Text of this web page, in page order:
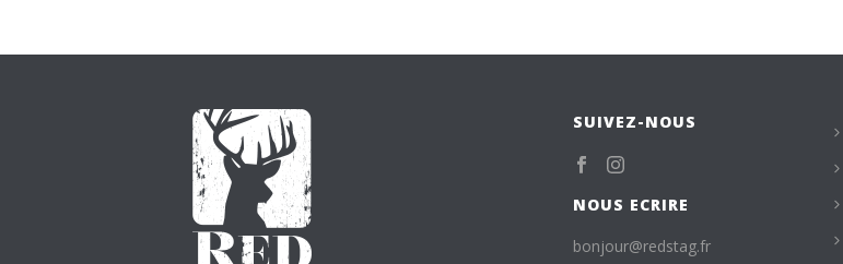
SUIVEZ-NOUS
NOUS ECRIRE
bonjour@redstag.fr